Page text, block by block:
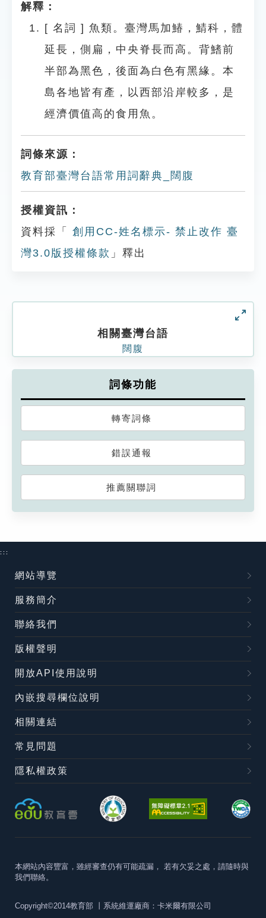
貓頭鷹博士
解釋：
[ 名詞 ] 魚類。臺灣馬加鰆，鯖科，體
延長，側扁，中央脊長而高。背鰭前
半部為黑色，後面為白色有黑緣。本
島各地皆有產，以西部沿岸較多，是
經濟價值高的食用魚。
詞條來源：
教育部臺灣台語常用詞辭典_闊腹
授權資訊：
資料採「
創用CC-姓名標示- 禁止改作 臺
灣3.0版授權條款 」釋出
相關臺灣台語
闊腹
詞條功能
轉寄詞條
錯誤通報
推薦關聯詞
:::
網站導覽
服務簡介
聯絡我們
版權聲明
開放API使用說明
內嵌搜尋欄位說明
相關連結
常見問題
隱私權政策
本網站內容豐富，雖經審查仍有可能疏漏， 若有欠妥之處，請隨時與
我們聯絡。
Copyright©2014教育部 丨系統維運廠商：卡米爾有限公司